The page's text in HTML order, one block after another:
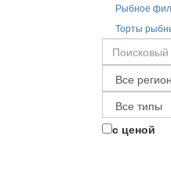
Рыбное
Торты
с ценой